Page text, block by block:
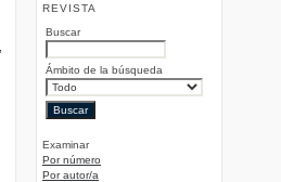
REVISTA
Buscar
Ámbito de la búsqueda
Examinar
Por número
Por autor/a